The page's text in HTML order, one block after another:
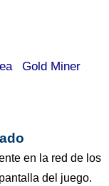
en la red de los
del juego.
Gold Miner